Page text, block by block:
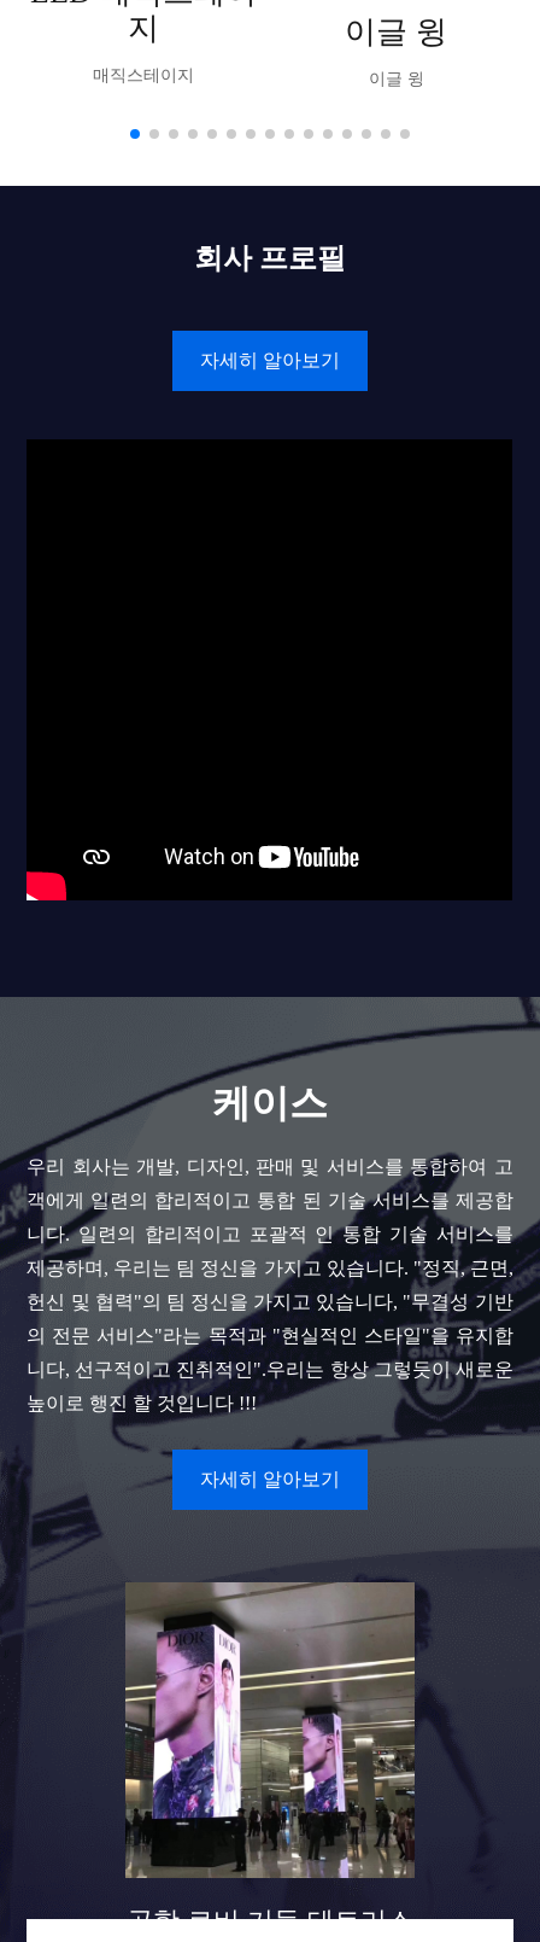
지
매직스테이지
이글 윙
이글 윙
회사 프로필
자세히 알아보기
케이스
우리 회사는 개발, 디자인, 판매 및 서비스를 통합하여 고
객에게 일련의 합리적이고 통합 된 기술 서비스를 제공합
니다. 일련의 합리적이고 포괄적 인 통합 기술 서비스를
제공하며, 우리는 팀 정신을 가지고 있습니다. "정직, 근면,
헌신 및 협력"의 팀 정신을 가지고 있습니다, "무결성 기반
의 전문 서비스"라는 목적과 "현실적인 스타일"을 유지합
니다, 선구적이고 진취적인".우리는 항상 그렇듯이 새로운
높이로 행진 할 것입니다 !!!
자세히 알아보기
공항 로비 기둥 테트리스